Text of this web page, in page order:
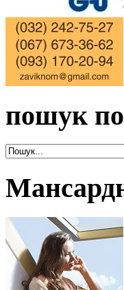
Натурального каменю
на штучний камінь, | Ціни на
|
пошук